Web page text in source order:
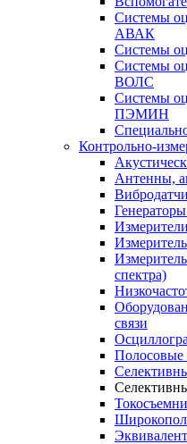
Системы
АВАК
Системы
Системы
ВОЛС
Системы
ПЭМИН
Контрольно-
Антенны,
спектра)
связи
Полосовые